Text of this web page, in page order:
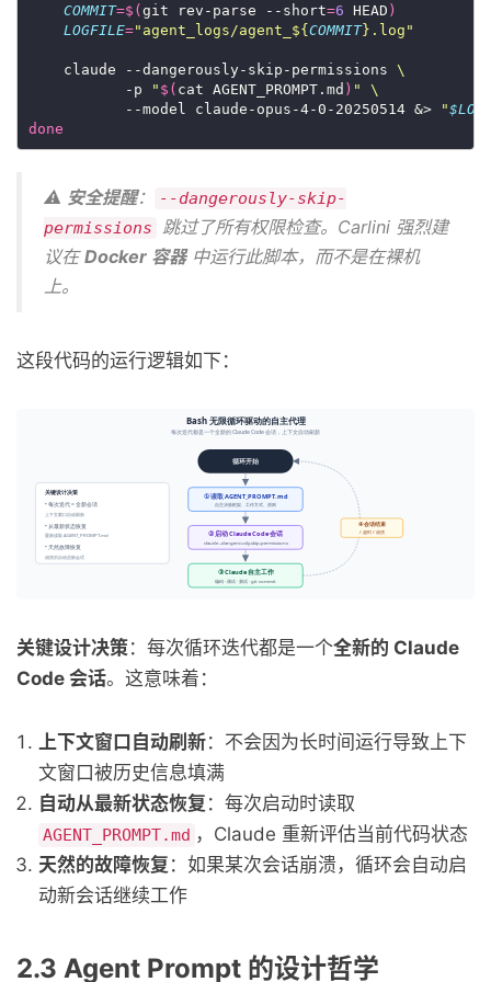
COMMIT=$( git rev-parse --short=6 HEAD )
LOGFILE="agent_logs/agent_ ${ COMMIT} .log"
    claude --dangerously-skip-permissions
           -p
" $( cat AGENT_PROMPT.md ) "
           --model claude-opus-4-0-20250514 &>
"
done
⚠️ 安全提醒：
--dangerously-skip-
permissions
跳过了所有权限检查。Carlini 强烈建
议在Docker 容器中运行此脚本，而不是在裸机
上。
这段代码的运行逻辑如下：
关键设计决策：每次循环迭代都是一个全新的 Claude
Code 会话。这意味着：
上下文窗口自动刷新：不会因为长时间运行导致上下
文窗口被历史信息填满
自动从最新状态恢复 ：每次启动时读取
AGENT_PROMPT.md ，Claude 重新评估当前代码状态
天然的故障恢复 ：如果某次会话崩溃，循环会自动启
动新会话继续工作
2.3 Agent Prompt 的设计哲学